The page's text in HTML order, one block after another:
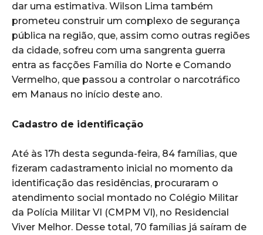
dar uma estimativa. Wilson Lima também
prometeu construir um complexo de segurança
pública na região, que, assim como outras regiões
da cidade, sofreu com uma sangrenta guerra
entra as facções Família do Norte e Comando
Vermelho, que passou a controlar o narcotráfico
em Manaus no início deste ano.
Cadastro de identificação
Até às 17h desta segunda-feira, 84 famílias, que
fizeram cadastramento inicial no momento da
identificação das residências, procuraram o
atendimento social montado no Colégio Militar
da Polícia Militar VI (CMPM VI), no Residencial
Viver Melhor. Desse total, 70 famílias já saíram de